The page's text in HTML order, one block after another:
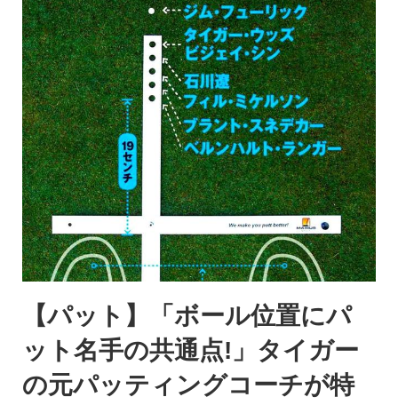
【パット】「ボール位置にパ
ット名手の共通点!」タイガー
の元パッティングコーチが特